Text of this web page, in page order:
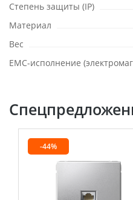
Степень защиты (IP)
Материал
Вес
EMC-исполнение
-44%